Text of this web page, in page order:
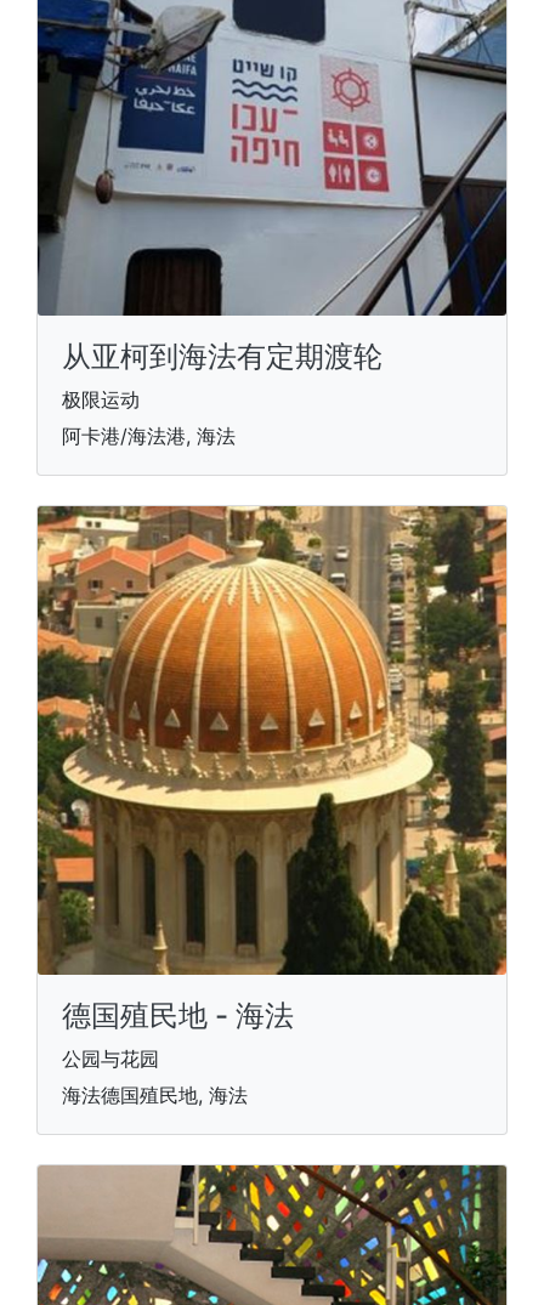
从亚柯到海法有定期渡轮
极限运动
阿卡港/海法港, 海法
德国殖民地 - 海法
公园与花园
海法德国殖民地, 海法